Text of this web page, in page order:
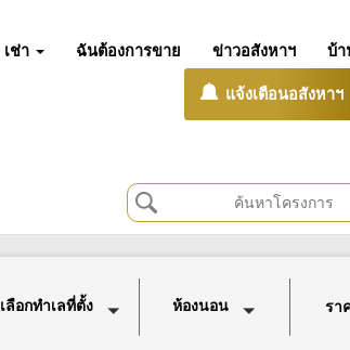
เช่า ฉันต้องการขาย ข่าวอสังหาฯ บ้า
แจ้งเตือนอสังหาฯ
เลือกทำเลที่ตั้ง ห้องนอน รา